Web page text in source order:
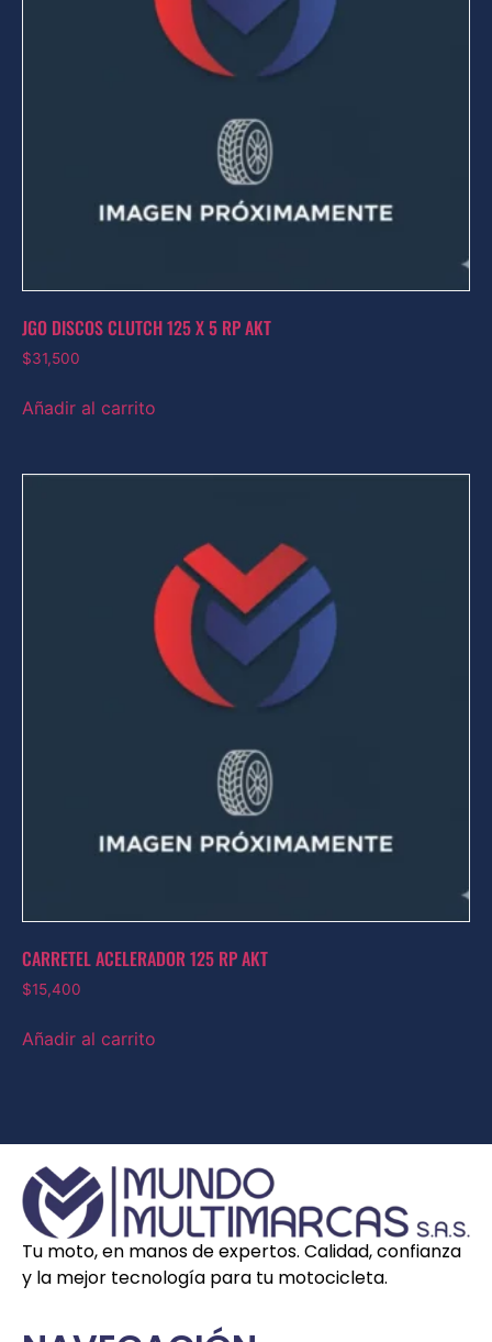
JGO DISCOS CLUTCH 125 X 5 RP AKT
$31,500
Añadir al carrito
CARRETEL ACELERADOR 125 RP AKT
$15,400
Añadir al carrito
Tu moto, en manos de expertos. Calidad, confianza
y la mejor tecnología para tu motocicleta.